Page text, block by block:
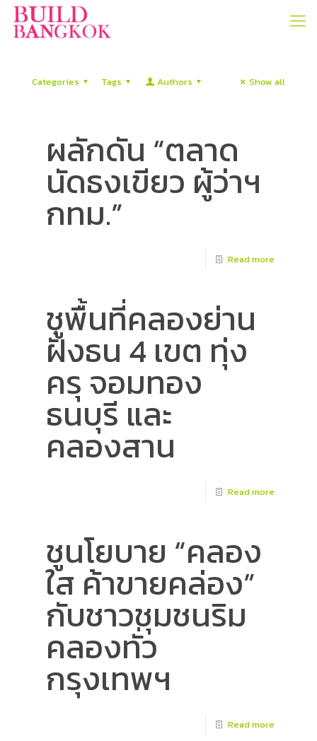
Categories Tags Authors Show all
ผลักดัน “ตลาด
นัดธงเขียว ผู้ว่าฯ
กทม.”
Read more
ชูพื้นที่คลองย่าน
ฝั่งธน 4 เขต ทุ่ง
ครุ จอมทอง
ธนบุรี และ
คลองสาน
Read more
ชูนโยบาย “คลอง
ใส ค้าขายคล่อง”
กับชาวชุมชนริม
คลองทั่ว
กรุงเทพฯ
Read more